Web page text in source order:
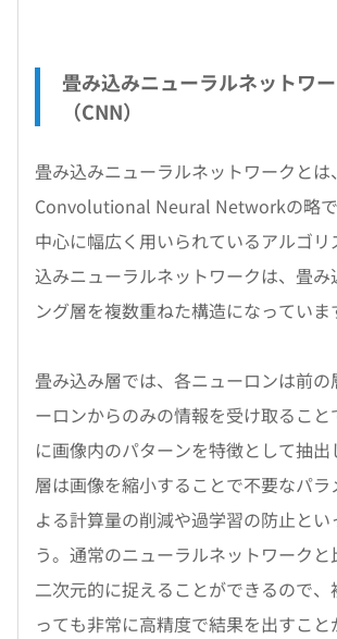
畳み込みニューラルネットワ
（CNN）
畳み込みニューラルネットワークとは、
Convolutional Neural Networkの略
中心に幅広く用いられているアルゴ
込みニューラルネットワークは、畳み
ング層を複数重ねた構造になっていま
畳み込み層では、各ニューロンは前の
ーロンからのみの情報を受け取ること
に画像内のパターンを特徴として抽
層は画像を縮小することで不要なパ
よる計算量の削減や過学習の防止とい
う。通常のニューラルネットワークと
二次元的に捉えることができるので
っても非常に高精度で結果を出すこ